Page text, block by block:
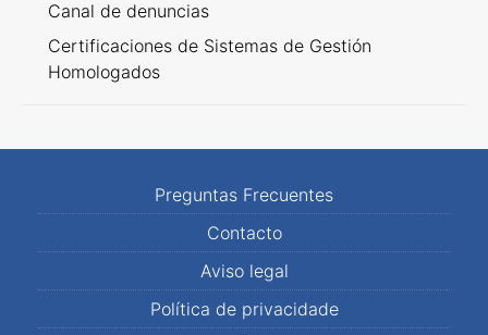
Canal de denuncias
Certificaciones de Sistemas de Gestión
Homologados
Preguntas Frecuentes
Contacto
Aviso legal
Política de privacidade